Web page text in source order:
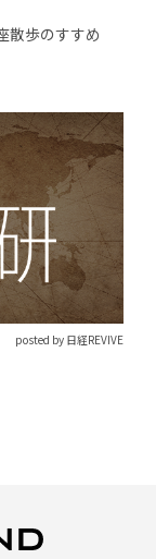
散歩のすすめ
posted by 日経REVIVE